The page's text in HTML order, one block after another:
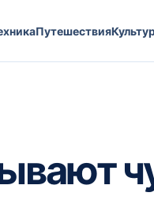
Путешествия